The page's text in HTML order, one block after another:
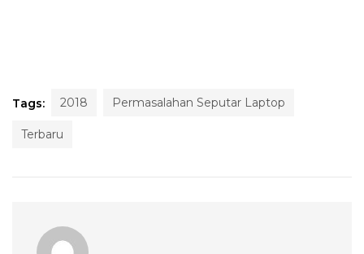
Tags: 2018 Permasalahan Seputar Laptop
Terbaru